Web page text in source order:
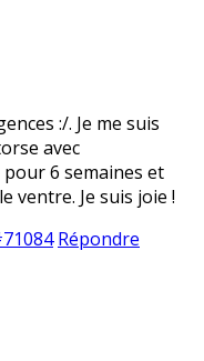
:/. Je me suis
avec
6 semaines et
ventre. Je suis joie !
Répondre